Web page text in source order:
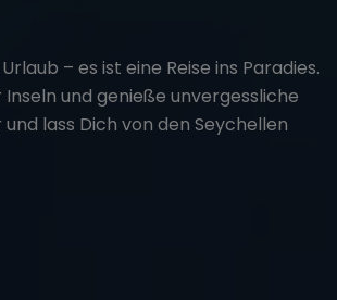
– es ist eine Reise ins Paradies.
und genieße unvergessliche
lass Dich von den Seychellen